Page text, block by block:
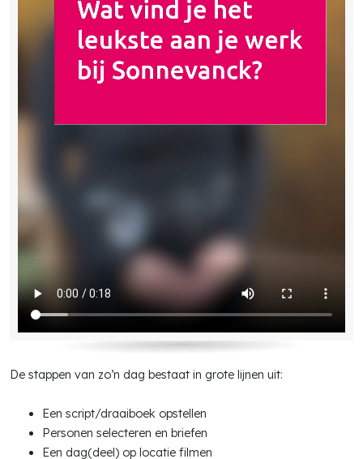
De stappen van zo’n dag bestaat in grote lijnen uit:
Een script/draaiboek opstellen
Personen selecteren en briefen
Een dag(deel) op locatie filmen